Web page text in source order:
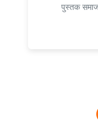
पुस्तक समाज